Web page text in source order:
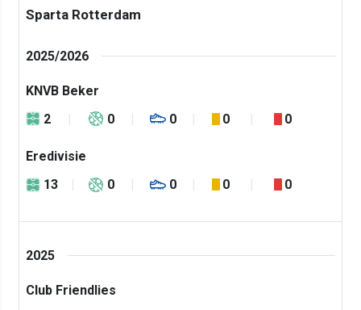
Sparta Rotterdam
2025/2026
KNVB Beker
2
0 0 0 0
Eredivisie
13
0 0 0 0
2025
Club Friendlies